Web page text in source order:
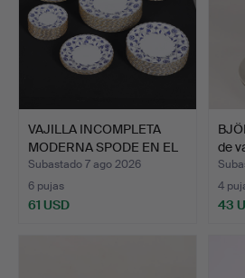
VAJILLA INCOMPLETA
MODERNA SPODE EN EL
PAT…
Subastado 7 ago 2026
6 pujas
61 USD
de
4
43